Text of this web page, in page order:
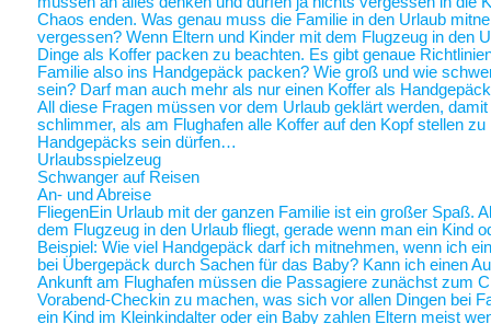
Chaos enden. Was genau muss die Familie in den Urlaub
vergessen? Wenn Eltern und Kinder mit dem Flugzeug in den
Dinge als Koffer packen zu beachten. Es gibt genaue
Familie also ins Handgepäck packen? Wie groß und wie
sein? Darf man auch mehr als nur einen Koffer als
All diese Fragen müssen vor dem Urlaub geklärt werden,
schlimmer, als am Flughafen alle Koffer auf den Kopf stellen
Handgepäcks sein dürfen…
Urlaubsspielzeug
Schwanger auf Reisen
An- und Abreise
FliegenEin Urlaub mit der ganzen Familie ist ein großer Spaß.
dem Flugzeug in den Urlaub fliegt, gerade wenn man ein Kind
Beispiel: Wie viel Handgepäck darf ich mitnehmen, wenn ich
bei Übergepäck durch Sachen für das Baby? Kann ich einen
Ankunft am Flughafen müssen die Passagiere zunächst zum
Vorabend-Checkin zu machen, was sich vor allen Dingen bei
ein Kind im Kleinkindalter oder ein Baby zahlen Eltern meist